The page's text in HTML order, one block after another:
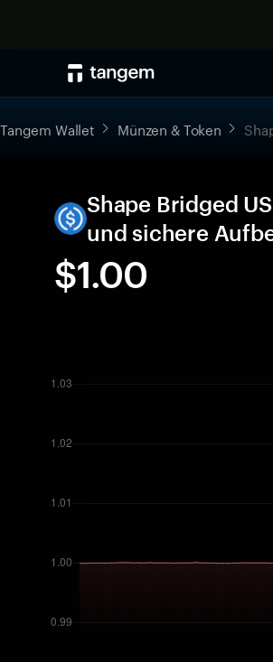
Tangem Wallet Münzen & Token
Shape Bridged
und sichere
$1.00